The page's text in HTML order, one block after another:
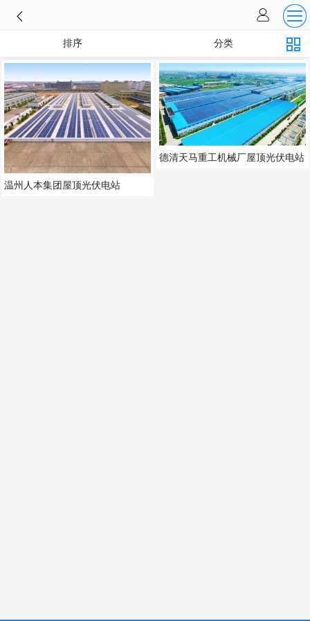
排序 分类
温州人本集团屋顶光伏电站
德清天马重工机械厂屋顶光伏电站